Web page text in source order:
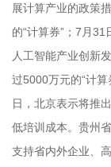
展计算产业的政策
的“计算券”；7月
人工智能产业创新
过5000万元的“计
日，北京表示将推
低培训成本。贵州
支持省内外企业、